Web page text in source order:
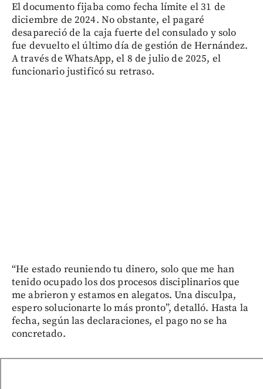
El documento fijaba como fecha límite el 31 de
diciembre de 2024. No obstante, el pagaré
desapareció de la caja fuerte del consulado y solo
fue devuelto el último día de gestión de Hernández.
A través de WhatsApp, el 8 de julio de 2025, el
funcionario justificó su retraso.
“He estado reuniendo tu dinero, solo que me han
tenido ocupado los dos procesos disciplinarios que
me abrieron y estamos en alegatos. Una disculpa,
espero solucionarte lo más pronto”, detalló. Hasta la
fecha, según las declaraciones, el pago no se ha
concretado.